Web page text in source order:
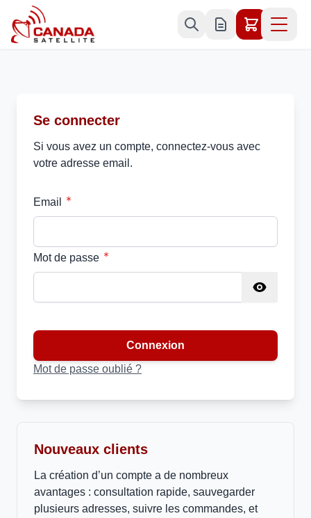
Allez au contenu
Se connecter
Si vous avez un compte, connectez-vous avec
votre adresse email.
Email
Mot de passe
Mot de passe oublié ?
Connexion
Nouveaux clients
La création d’un compte a de nombreux
avantages : consultation rapide, sauvegarder
plusieurs adresses, suivre les commandes, et